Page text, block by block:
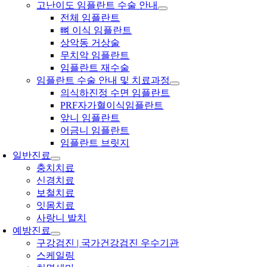
고난이도 임플란트 수술 안내
전체 임플란트
뼈 이식 임플란트
상악동 거상술
무치악 임플란트
임플란트 재수술
임플란트 수술 안내 및 치료과정
의식하진정 수면 임플란트
PRF자가혈이식임플란트
앞니 임플란트
어금니 임플란트
임플란트 브릿지
일반진료
충치치료
신경치료
보철치료
잇몸치료
사랑니 발치
예방진료
구강검진 | 국가건강검진 우수기관
스케일링